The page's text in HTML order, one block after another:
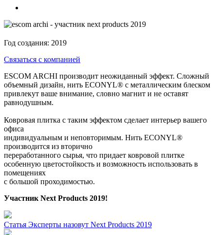
Год создания: 2019
Связаться с компанией
ESCOM ARCHI производит неожиданный эффект. Сложный
объемный дизайн, нить ECONYL® c металлическим блеском
привлекут ваше внимание, словно магнит и не оставят
равнодушным.
Ковровая плитка с таким эффектом сделает интерьер вашего
офиса
индивидуальным и неповторимым. Нить ECONYL®
производится из вторично
переработанного сырья, что придает ковровой плитке
особенную цветостойкость и возможность использовать в
помещениях
с большой проходимостью.
Участник Next Products 2019!
Статья Эксперты назовут Next Products 2019